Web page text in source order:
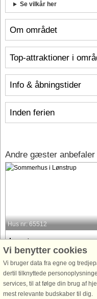
Om området
Info & åbningstider
Inden ferien
Se vilkår her
Top-attraktioner i
Andre gæster
Hus nr: 65512
Lønstrup
7 personer, 119 m²
123 m til kyst.
Drømmer du om en ferie tæt på
omgivet af smuk natur og med
Vi benytter cookies
Vi bruger data fra egne og
dertil tilknyttede
services, til at følge din brug af
mest relevante budskaber til dig.